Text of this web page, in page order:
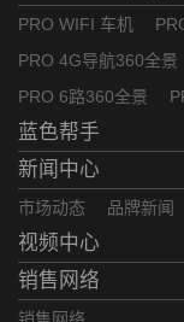
PRO WIFI 车机
PRO 4G导航360全景
PRO 6路360全景
蓝色帮手
新闻中心
市场动态 品牌新闻
视频中心
销售网络